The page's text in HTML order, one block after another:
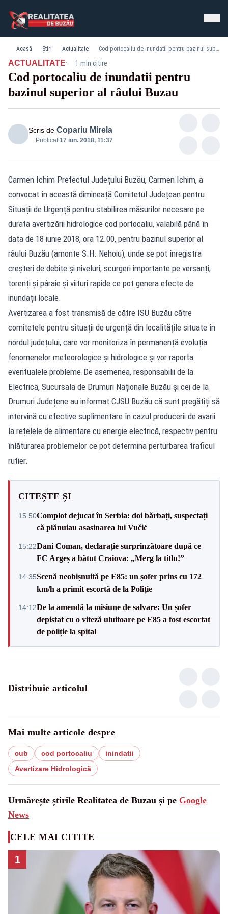
Acasă Știri Actualitate Cod portocaliu de inundatii pentru bazinul superior al râului Buzau
ACTUALITATE· 1 min citire
Cod portocaliu de inundatii pentru
bazinul superior al râului Buzau
Scris de Copariu Mirela
Publicat:17 iun. 2018, 11:37
Carmen Ichim Prefectul Județului Buzău, Carmen Ichim, a
convocat în această dimineață Comitetul Județean pentru
Situații de Urgență pentru stabilirea măsurilor necesare pe
durata avertizării hidrologice cod portocaliu, valabilă până în
data de 18 iunie 2018, ora 12.00, pentru bazinul superior al
râului Buzău (amonte S.H. Nehoiu), unde se pot înregistra
creșteri de debite și niveluri, scurgeri importante pe versanți,
torenți și pâraie și viituri rapide ce pot genera efecte de
inundații locale.
Avertizarea a fost transmisă de către ISU Buzău către
comitetele pentru situații de urgență din localitățile situate în
nordul județului, care vor monitoriza în permanență evoluția
fenomenelor meteorologice și hidrologice și vor raporta
eventualele probleme.De asemenea, responsabilii de la
Electrica, Sucursala de Drumuri Naționale Buzău și cei de la
Drumuri Județene au informat CJSU Buzău că sunt pregătiți să
intervină cu efective suplimentare în cazul producerii de avarii
la rețelele de alimentare cu energie electrică, respectiv pentru
înlăturarea problemelor ce pot determina perturbarea traficul
rutier.
CITEȘTE ȘI
15:50Complot dejucat în Serbia: doi bărbați, suspectați
că plănuiau asasinarea lui Vučić
15:22Dani Coman, declarație surprinzătoare după ce
FC Argeș a bătut Craiova: „Merg la titlu!”
14:35Scenă neobișnuită pe E85: un șofer prins cu 172
km/h a primit escortă de la Poliție
14:12De la amendă la misiune de salvare: Un șofer
depistat cu o viteză uluitoare pe E85 a fost escortat
de poliție la spital
Distribuie articolul
Mai multe articole despre
cub cod portocaliu
inindatii
Avertizare Hidrologică
Urmărește știrile Realitatea de Buzau și pe Google
News
CELE MAI CITITE
1